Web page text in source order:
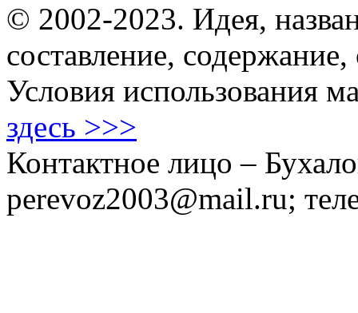
© 2002-2023. Идея,
составление,
Условия использования
здесь >>>
Контактное лицо –
perevoz2003@mail.ru;